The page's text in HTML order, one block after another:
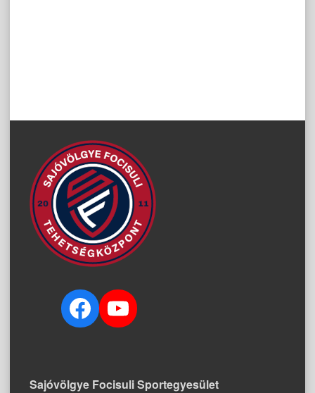
Facebook
YouTube
Sajóvölgye Focisuli Sportegyesület